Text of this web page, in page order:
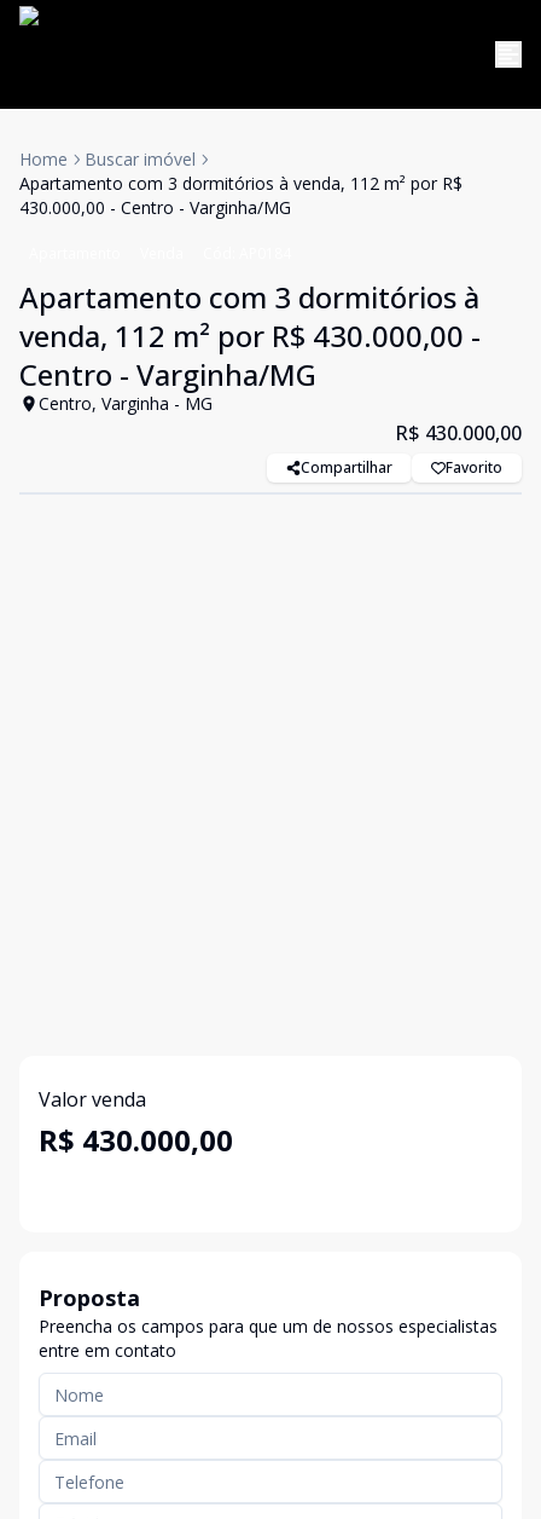
Home
Buscar imóvel
Apartamento com 3 dormitórios à venda, 112 m² por R$
430.000,00 - Centro - Varginha/MG
Apartamento com 3 dormitórios à
venda, 112 m² por R$ 430.000,00 -
Centro - Varginha/MG
Centro, Varginha - MG
R$ 430.000,00
Compartilhar Favorito
Valor venda
R$ 430.000,00
Proposta
Preencha os campos para que um de nossos especialistas
entre em contato